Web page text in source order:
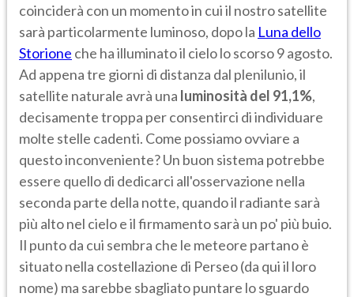
coinciderà con un momento in cui il nostro satellite
sarà particolarmente luminoso, dopo la Luna dello
Storione che ha illuminato il cielo lo scorso 9 agosto.
Ad appena tre giorni di distanza dal plenilunio, il
satellite naturale avrà una luminosità del 91,1%,
decisamente troppa per consentirci di individuare
molte stelle cadenti. Come possiamo ovviare a
questo inconveniente? Un buon sistema potrebbe
essere quello di dedicarci all'osservazione nella
seconda parte della notte, quando il radiante sarà
più alto nel cielo e il firmamento sarà un po' più buio.
Il punto da cui sembra che le meteore partano è
situato nella costellazione di Perseo (da qui il loro
nome) ma sarebbe sbagliato puntare lo sguardo